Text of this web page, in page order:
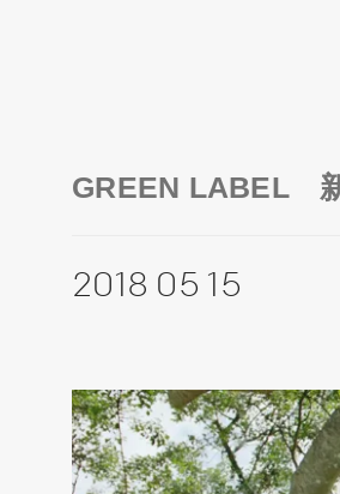
GREEN LABEL
2018 05 15